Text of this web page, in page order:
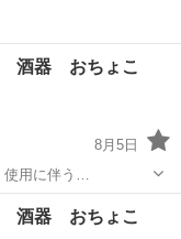
酒器 おちょこ
8月5日
使用に伴う…
酒器 おちょこ